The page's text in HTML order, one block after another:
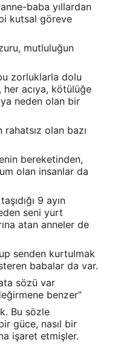
baba yıllardan
kutsal göreve
mutluluğun
zorluklarla dolu
acıya, kötülüğe
neden olan bir
olan bazı
bereketinden,
olan insanlar da
9 ayın
seni yurt
atan anneler de
senden kurtulmak
babalar da var.
sözü var
benzer”
Bu sözle
güce, nasıl bir
işaret etmişler.